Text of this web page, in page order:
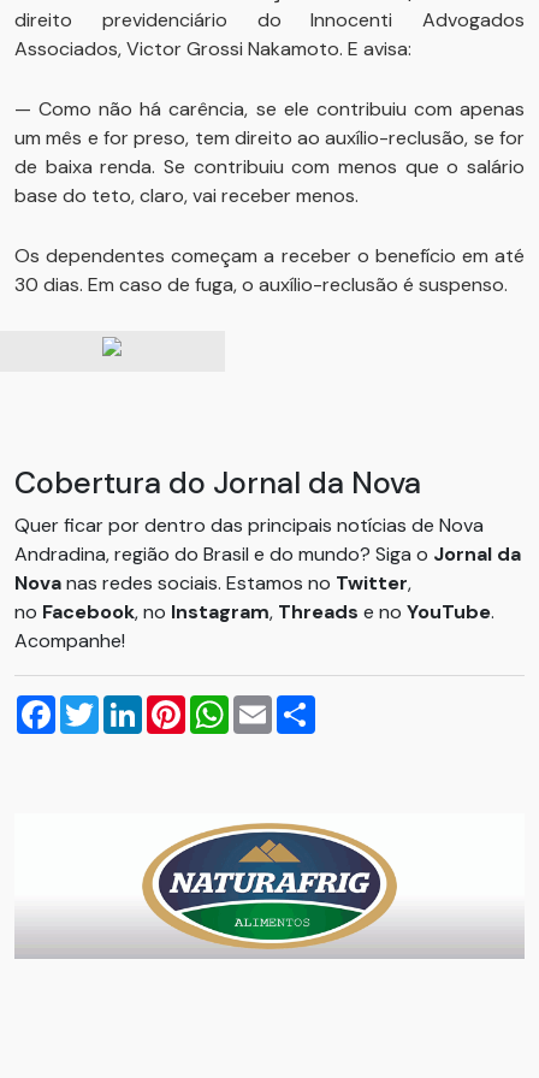
direito previdenciário do Innocenti Advogados
Associados, Victor Grossi Nakamoto. E avisa:
— Como não há carência, se ele contribuiu com apenas
um mês e for preso, tem direito ao auxílio-reclusão, se for
de baixa renda. Se contribuiu com menos que o salário
base do teto, claro, vai receber menos.
Os dependentes começam a receber o benefício em até
30 dias. Em caso de fuga, o auxílio-reclusão é suspenso.
Cobertura do Jornal da Nova
Quer ficar por dentro das principais notícias de Nova
Andradina, região do Brasil e do mundo? Siga o Jornal da
Novanas redes sociais. Estamos no Twitter,
no Facebook, no Instagram, Threads e no YouTube.
Acompanhe!
Facebook
TwitterLinkedInPinterestWhatsApp
Email